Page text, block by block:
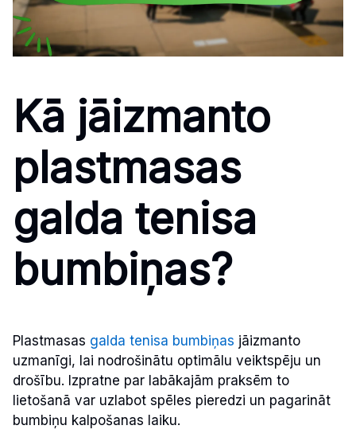
Kā jāizmanto
plastmasas
galda tenisa
bumbiņas?
Plastmasas galda tenisa bumbiņas jāizmanto
uzmanīgi, lai nodrošinātu optimālu veiktspēju un
drošību. Izpratne par labākajām praksēm to
lietošanā var uzlabot spēles pieredzi un pagarināt
bumbiņu kalpošanas laiku.